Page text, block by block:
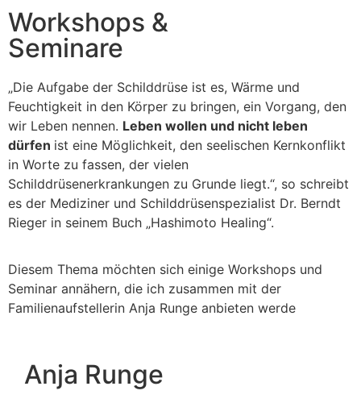
Workshops &
Seminare
„Die Aufgabe der Schilddrüse ist es, Wärme und
Feuchtigkeit in den Körper zu bringen, ein Vorgang, den
wir Leben nennen. Leben wollen und nicht leben
dürfen ist eine Möglichkeit, den seelischen Kernkonflikt
in Worte zu fassen, der vielen
Schilddrüsenerkrankungen zu Grunde liegt.“, so schreibt
es der Mediziner und Schilddrüsenspezialist Dr. Berndt
Rieger in seinem Buch „Hashimoto Healing“.
Diesem Thema möchten sich einige Workshops und
Seminar annähern, die ich zusammen mit der
Familienaufstellerin Anja Runge anbieten werde
Anja Runge